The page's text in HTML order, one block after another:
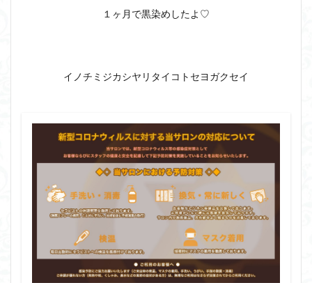
１ヶ月で黒染めしたよ♡
イノチミジカシヤリタイコトセヨガクセイ